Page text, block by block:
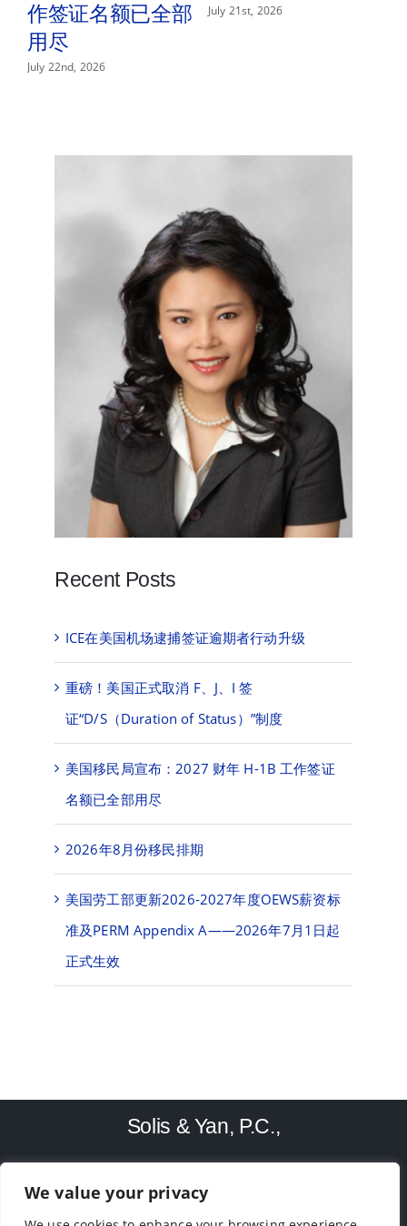
We value your privacy
作签证名额已全部
用尽
July 22nd, 2026
July 21st, 2026
Recent Posts
ICE在美国机场逮捕签证逾期者行动升级
重磅！美国正式取消 F、J、I 签
证“D/S（Duration of Status）”制度
美国移民局宣布：2027 财年 H-1B 工作签证
名额已全部用尽
2026年8月份移民排期
美国劳工部更新2026-2027年度OEWS薪资标
准及PERM Appendix A——2026年7月1日起
正式生效
Solis & Yan, P.C.,
TEL: (713)-779-4416